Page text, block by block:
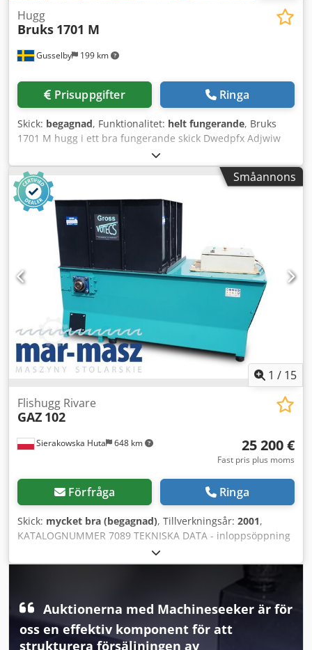
Gusselby 199 km
Hugg
Bruks 1701 M
Prisuppgifter Ringa
Skick: begagnad, Funktionalitet: helt fungerande, Bruks
1701 M hugg i ett bra fungerande skick Dwedpfx Adjwiw
Småannons
1 / 15
Sierakowska Huta 648 km
Flishugg Rivare
GAZ 102
25 200 €
Fast pris plus moms
Förfråga Ringa
Skick: mycket bra (begagnad), Tillverkningsår: 2001,
KATALOGNUMMER 7089 TEKNISKA DATA - inloppsöppning
tratt 1020x1230mm - arbetande rotorbredd 1020mm -
rotordiameter 348mm - huvudmotor 22kW, 400V, 50Hz -
pumpmotor 0,75kW - antal knivar 50st - knivstorlek
35x35x20mm - sikt 12mm - trycklåda Dwedpfx Adoztau
Sjqea - elektrisk autoreverse - mått längd/bredd/höjd
2000x1130x1530mm - vikt 970kg FÖRDELAR – autoreverse –
lik WEIMA WL 10 – tysk tillverkning – trycklåda – mycket gott
Auktionerna med Machineseeker är för
oss en effektiv komponent för att
strukturera försäljningen av